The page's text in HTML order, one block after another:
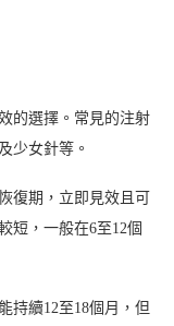
的選擇。常見的注射
少女針等。
復期，立即見效且可
短，一般在6至12個
持續12至18個月，但